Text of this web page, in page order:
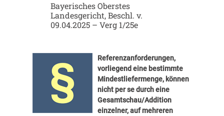
Bayerisches Oberstes
Landesgericht, Beschl. v.
09.04.2025 – Verg 1/25e
Referenzanforderungen,
vorliegend eine bestimmte
Mindestliefermenge, können
nicht per se durch eine
Gesamtschau/Addition
einzelner, auf mehreren